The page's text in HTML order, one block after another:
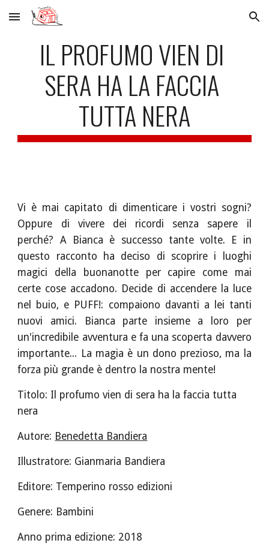
Skip to main content Skip to navigation
IL PROFUMO VIEN DI
SERA HA LA FACCIA
TUTTA NERA
Vi è mai capitato di dimenticare i vostri sogni?
Oppure di vivere dei ricordi senza sapere il
perché? A Bianca è successo tante volte. E in
questo racconto ha deciso di scoprire i luoghi
magici della buonanotte per capire come mai
certe cose accadono. Decide di accendere la luce
nel buio, e PUFF!: compaiono davanti a lei tanti
nuovi amici. Bianca parte insieme a loro per
un'incredibile avventura e fa una scoperta davvero
importante... La magia è un dono prezioso, ma la
forza più grande è dentro la nostra mente!
Titolo: Il profumo vien di sera ha la faccia tutta
nera
Autore: Benedetta Bandiera
Illustratore: Gianmaria Bandiera
Editore: Temperino rosso edizioni
Genere: Bambini
Anno prima edizione: 2018